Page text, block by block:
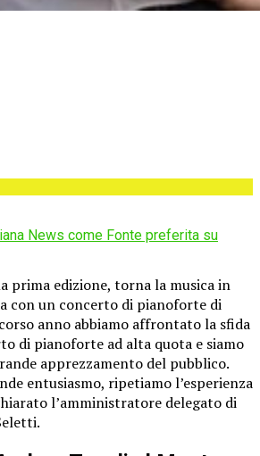
News come Fonte preferita su
prima edizione, torna la musica in
con un concerto di pianoforte di
anno abbiamo affrontato la sfida
di pianoforte ad alta quota e siamo
apprezzamento del pubblico.
entusiasmo, ripetiamo l’esperienza
l’amministratore delegato di